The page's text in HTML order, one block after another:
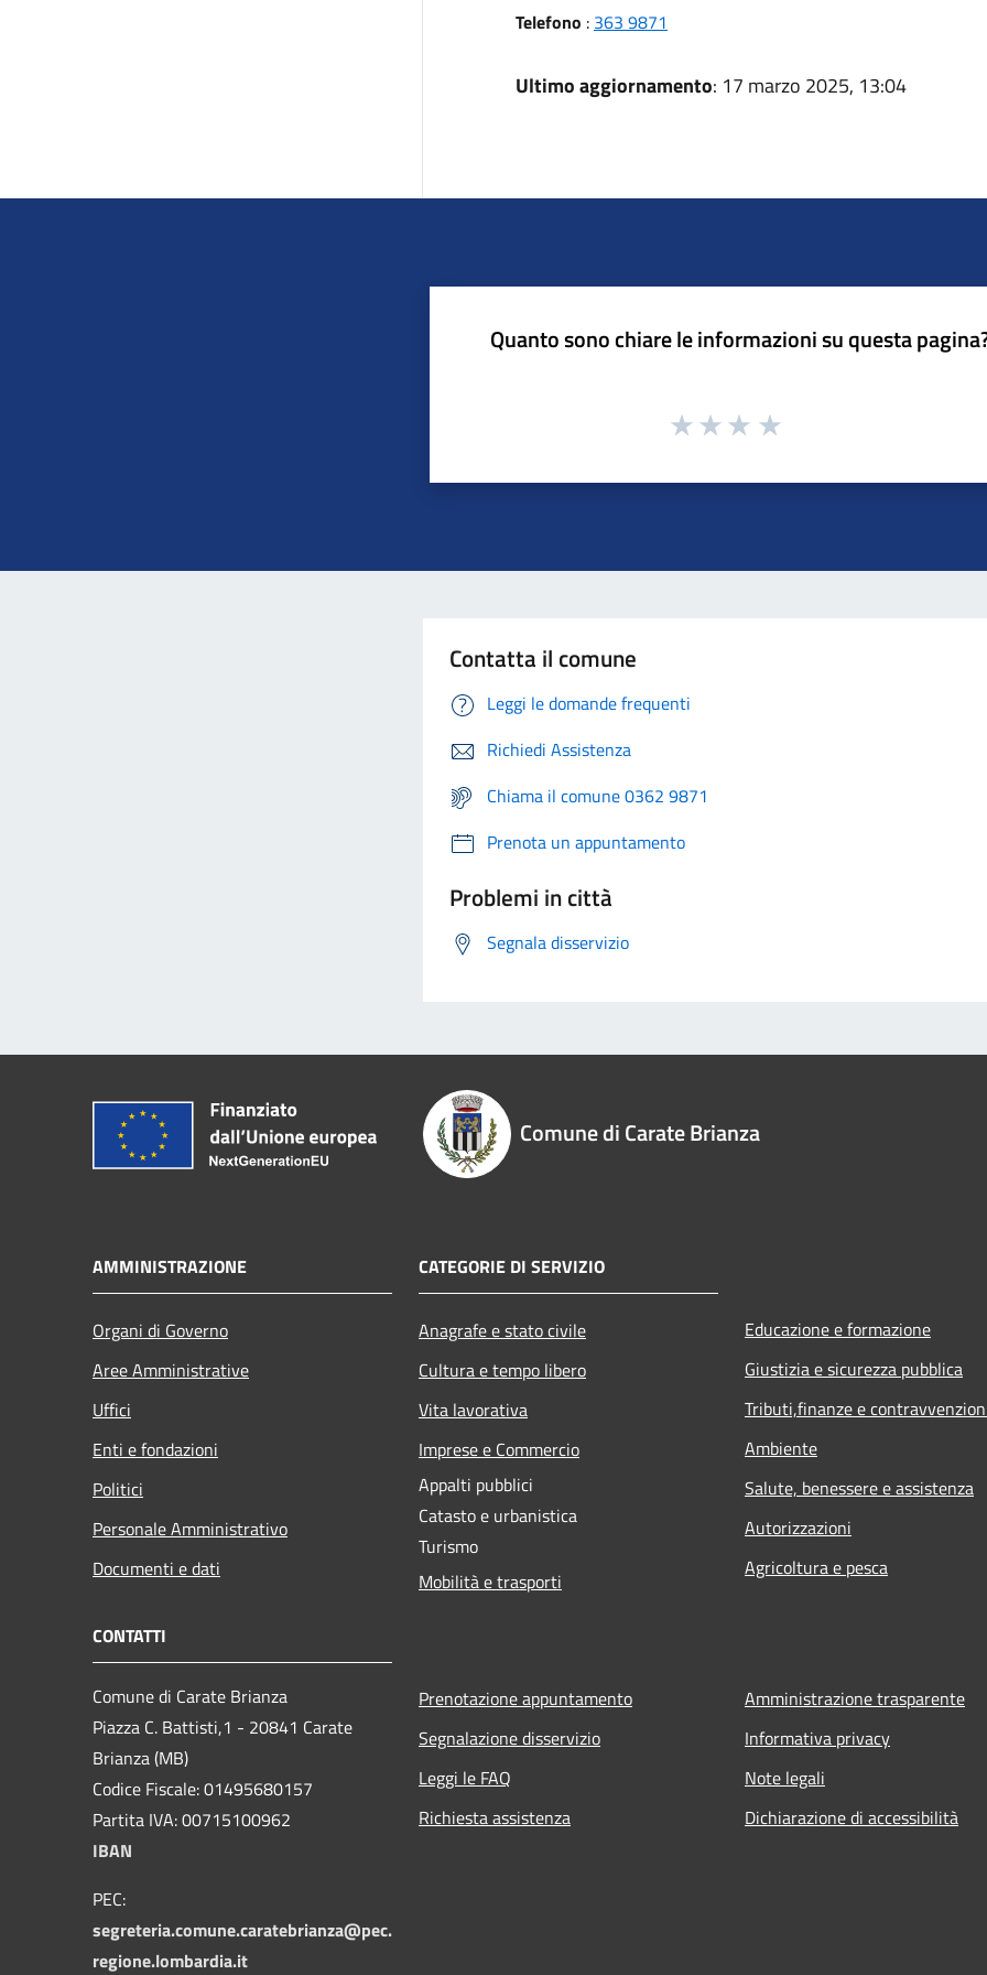
Telefono : 363 9871
Ultimo aggiornamento: 17 marzo 2025, 13:04
Quanto sono chiare le informazioni su questa
Contatta il comune
Leggi le domande frequenti
Richiedi Assistenza
Chiama il comune 0362 9871
Prenota un appuntamento
Problemi in città
Segnala disservizio
Comune di Carate Brianza
AMMINISTRAZIONE
Organi di Governo
Aree Amministrative
Uffici
Enti e fondazioni
Politici
Personale Amministrativo
Documenti e dati
CATEGORIE DI SERVIZIO
Anagrafe e stato civile
Cultura e tempo libero
Vita lavorativa
Imprese e Commercio
Appalti pubblici
Catasto e urbanistica
Turismo
Mobilità e trasporti
Educazione e formazione
Giustizia e sicurezza pubblica
Tributi,finanze e
Ambiente
Salute, benessere e assistenza
Autorizzazioni
Agricoltura e pesca
CONTATTI
Comune di Carate Brianza
Piazza C. Battisti,1 - 20841 Carate
Brianza (MB)
Codice Fiscale: 01495680157
Partita IVA: 00715100962
IBAN
PEC:
segreteria.comune.caratebrianza@pec.
regione.lombardia.it
Prenotazione appuntamento
Segnalazione disservizio
Leggi le FAQ
Richiesta assistenza
Amministrazione trasparente
Informativa privacy
Note legali
Dichiarazione di accessibilità